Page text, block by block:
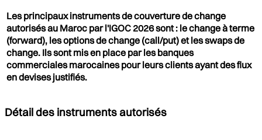
Les principaux instruments de couverture de change
autorisés au Maroc par l'IGOC 2026 sont : le change à terme
(forward), les options de change (call/put) et les swaps de
change. Ils sont mis en place par les banques
commerciales marocaines pour leurs clients ayant des flux
en devises justifiés.
Détail des instruments autorisés